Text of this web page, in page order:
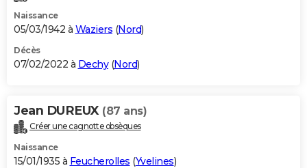
Naissance
05/03/1942 à Waziers (Nord)
Décès
07/02/2022 à Dechy(Nord)
Jean DUREUX (87 ans)
Créer une cagnotte obsèques
Naissance
15/01/1935 à Feucherolles (Yvelines)